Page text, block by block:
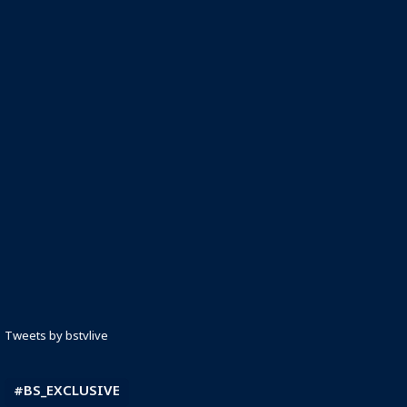
Tweets by bstvlive
#BS_EXCLUSIVE